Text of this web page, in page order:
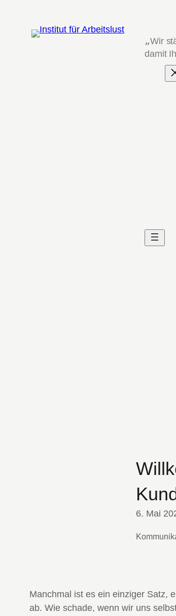
springen
„Wir
damit
6. Mai
Manchmal ist es ein einziger Satz,
ab. Wie schade, wenn wir uns